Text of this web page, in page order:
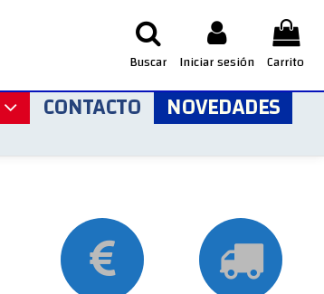
Buscar Iniciar sesión Carrito
CONTACTO NOVEDADES